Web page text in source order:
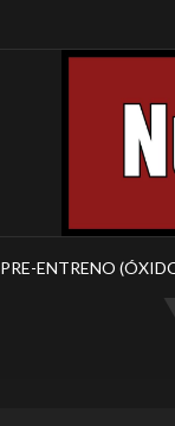
PRE-ENTRENO